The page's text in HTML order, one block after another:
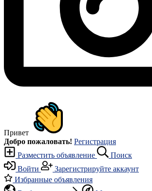
Привет
Добро пожаловать! Регистрация
Разместить объявление
Поиск
Войти
Зарегистрируйте аккаунт
Избранные объявления